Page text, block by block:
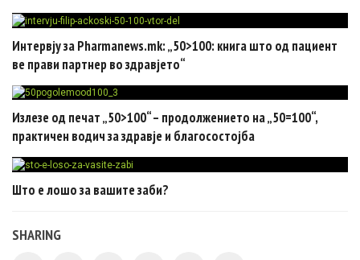
Интервју за Pharmanews.mk: „50>100: книга што од пациент
ве прави партнер во здравјето“
Излезе од печат „50>100“ – продолжението на „50=100“,
практичен водич за здравје и благосостојба
Што е лошо за вашите заби?
SHARING